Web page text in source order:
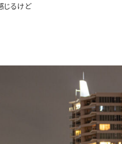
じるけど